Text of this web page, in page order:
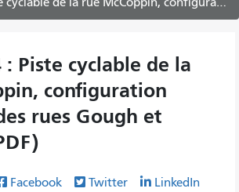
: Piste cyclable de la
configuration
rues Gough et
Facebook Twitter LinkedIn